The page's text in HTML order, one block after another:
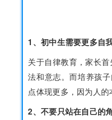
1、初中生需要更多自
关于自律教育，家长
法和意志。而培养孩
点体现更多，因为人的
2、不要只站在自己的